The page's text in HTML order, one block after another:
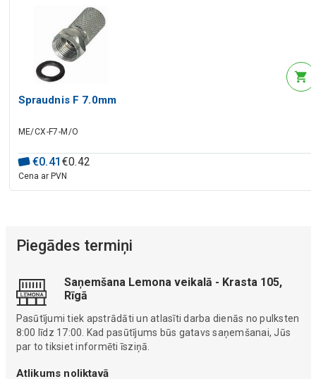
Spraudnis F 7.0mm
ME/CX-F7-M/O
€0.41 €0.42
Cena ar PVN
Piegādes termiņi
Saņemšana Lemona veikalā - Krasta 105,
Rīgā
Pasūtījumi tiek apstrādāti un atlasīti darba dienās no pulksten
8:00 līdz 17:00. Kad pasūtījums būs gatavs saņemšanai, Jūs
par to tiksiet informēti īsziņā.
Atlikums noliktavā